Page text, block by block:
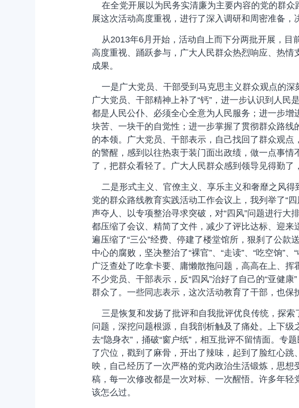
在全党开展以为民务实清廉为主要内容的党的群众
展这次活动高度重视，进行了深入调研和周密准备，
从2013年6月开始，活动自上而下分两批开展，目
高度重视、踊跃参与，广大人民群众热烈响应、热
成果。
一是广大党员、干部受到马克思主义群众观点的深
广大党员、干部精神上补了“钙”，进一步认识到人
都是人民公仆、必须全心全意为人民服务；进一步
块苦、一块干的自觉性；进一步掌握了贯彻群众路
的本领。广大党员、干部表示，自己找回了群众观
的警醒，感到以往热衷于装门面出政绩，做一点事情
了，把群众看轻了。广大人民群众感到领导见得勤了
二是形式主义、官僚主义、享乐主义和奢靡之风得
党的群众路线教育实践活动工作会议上，我列举了“
声夺人、以专项整治寻求突破，对“四风”问题进行大
都压缩了会议、精简了文件，减少了评比达标、迎
遍压缩了“三公”经费、停建了楼堂馆所，狠刹了公款
中心的腐败，坚决整治了“裸官”、“走读”、“吃空饷”
广泛查处了吃拿卡要、庸懒散拖问题，高高在上、
不少党员、干部表示，反“四风”治好了自己的“亚健
群众了。一些同志表示，这次活动教育了干部，也保
三是恢复和发扬了批评和自我批评优良传统，探索
问题，深挖问题根源，自我剖析触及了痛处。上下
去“隐身衣”，捅破“窗户纸”，相互批评不留情面。
了穴位，戳到了麻骨，开出了辣味，起到了脸红心
映，自己经历了一次严格的党内政治生活锻炼，思
稿，每一次修改都是一次对标、一次醒悟。许多年轻
该怎么过。